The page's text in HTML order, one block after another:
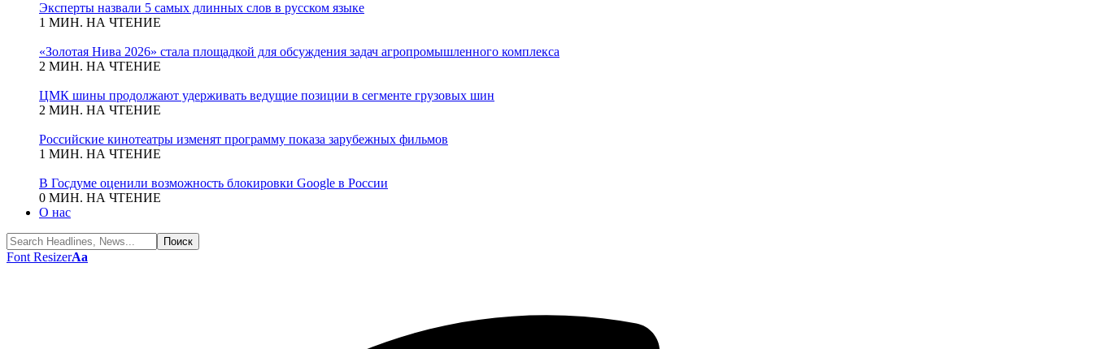
Эксперты назвали 5 самых длинных слов в русском языке
1 МИН. НА ЧТЕНИЕ
«Золотая Нива 2026» стала площадкой для обсуждения задач агропромышленного комплекса
2 МИН. НА ЧТЕНИЕ
ЦМК шины продолжают удерживать ведущие позиции в сегменте грузовых шин
2 МИН. НА ЧТЕНИЕ
Российские кинотеатры изменят программу показа зарубежных фильмов
1 МИН. НА ЧТЕНИЕ
В Госдуме оценили возможность блокировки Google в России
0 МИН. НА ЧТЕНИЕ
О нас
Font ResizerAa